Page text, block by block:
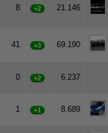
8 +2 21.146
41 +3 69.190
0 +2 6.237
1 +1 8.689